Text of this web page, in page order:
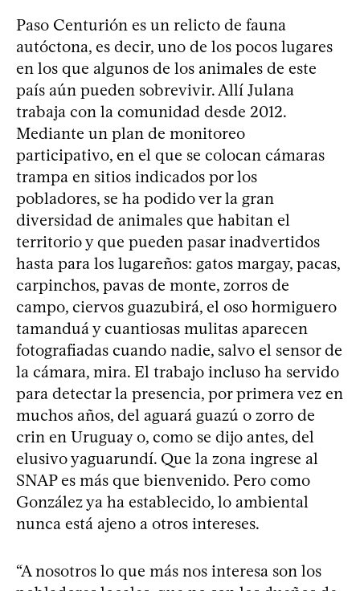
Paso Centurión es un relicto de fauna
autóctona, es decir, uno de los pocos lugares
en los que algunos de los animales de este
país aún pueden sobrevivir. Allí Julana
trabaja con la comunidad desde 2012.
Mediante un plan de monitoreo
participativo, en el que se colocan cámaras
trampa en sitios indicados por los
pobladores, se ha podido ver la gran
diversidad de animales que habitan el
territorio y que pueden pasar inadvertidos
hasta para los lugareños: gatos margay, pacas,
carpinchos, pavas de monte, zorros de
campo, ciervos guazubirá, el oso hormiguero
tamanduá y cuantiosas mulitas aparecen
fotografiadas cuando nadie, salvo el sensor de
la cámara, mira. El trabajo incluso ha servido
para detectar la presencia, por primera vez en
muchos años, del aguará guazú o zorro de
crin en Uruguay o, como se dijo antes, del
elusivo yaguarundí. Que la zona ingrese al
SNAP es más que bienvenido. Pero como
González ya ha establecido, lo ambiental
nunca está ajeno a otros intereses.
“A nosotros lo que más nos interesa son los